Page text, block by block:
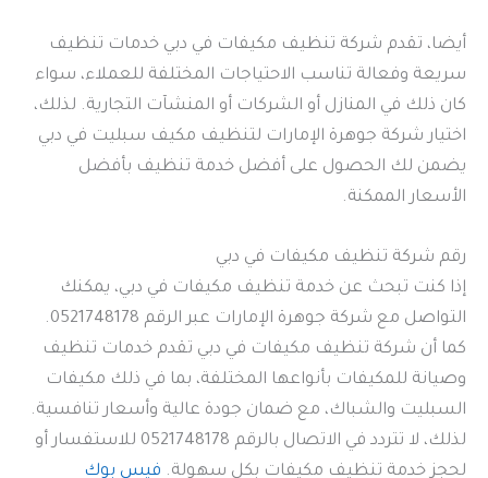
أيضا، تقدم شركة تنظيف مكيفات في دبي خدمات تنظيف
سريعة وفعالة تناسب الاحتياجات المختلفة للعملاء، سواء
كان ذلك في المنازل أو الشركات أو المنشآت التجارية. لذلك،
اختيار شركة جوهرة الإمارات لتنظيف مكيف سبليت في دبي
يضمن لك الحصول على أفضل خدمة تنظيف بأفضل
الأسعار الممكنة.
رقم شركة تنظيف مكيفات في دبي
إذا كنت تبحث عن خدمة تنظيف مكيفات في دبي، يمكنك
التواصل مع شركة جوهرة الإمارات عبر الرقم 0521748178.
كما أن شركة تنظيف مكيفات في دبي تقدم خدمات تنظيف
وصيانة للمكيفات بأنواعها المختلفة، بما في ذلك مكيفات
السبليت والشباك، مع ضمان جودة عالية وأسعار تنافسية.
لذلك، لا تتردد في الاتصال بالرقم 0521748178 للاستفسار أو
لحجز خدمة تنظيف مكيفات بكل سهولة. فيس بوك